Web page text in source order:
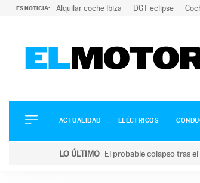
ES NOTICIA: Alquilar coche Ibiza DGT eclipse
ELÉCTRICOS
CONDUCIR
ACTUALIDAD ELÉCTRICOS
LO ÚLTIMO El probable colapso tras